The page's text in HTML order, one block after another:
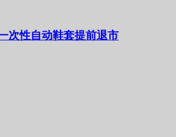
次性自动鞋套提前退市